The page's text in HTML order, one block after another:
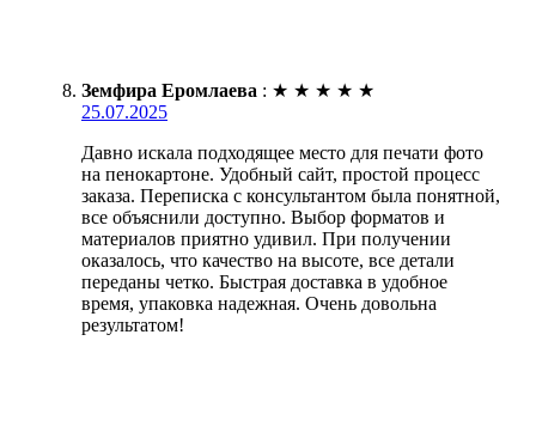
Земфира Еромлаева : ★ ★ ★ ★ ★
25.07.2025
Давно искала подходящее место для печати фото
на пенокартоне. Удобный сайт, простой процесс
заказа. Переписка с консультантом была понятной,
все объяснили доступно. Выбор форматов и
материалов приятно удивил. При получении
оказалось, что качество на высоте, все детали
переданы четко. Быстрая доставка в удобное
время, упаковка надежная. Очень довольна
результатом!